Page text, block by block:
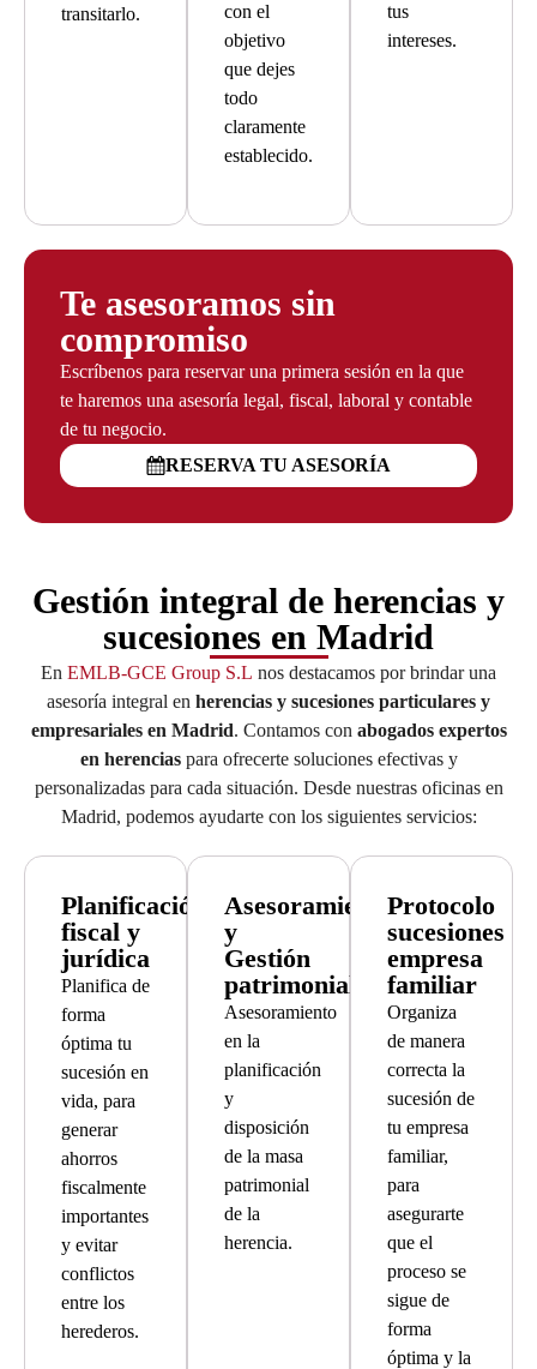
transitarlo.
con el
objetivo
que dejes
todo
claramente
establecido.
tus
intereses.
Te asesoramos sin
compromiso
Escríbenos para reservar una primera sesión en la que
te haremos una asesoría legal, fiscal, laboral y contable
de tu negocio.
RESERVA TU ASESORÍA
Gestión integral de herencias y
sucesiones en Madrid
En EMLB-GCE Group S.L nos destacamos por brindar una
asesoría integral en herencias y sucesiones particulares y
empresariales en Madrid. Contamos con abogados expertos
en herenciaspara ofrecerte soluciones efectivas y
personalizadas para cada situación. Desde nuestras oficinas en
Madrid, podemos ayudarte con los siguientes servicios:
Planificación
fiscal y
jurídica
Planifica de
forma
óptima tu
sucesión en
vida, para
generar
ahorros
fiscalmente
importantes
y evitar
conflictos
entre los
herederos.
Asesoramiento
y
Gestión
patrimonial
Asesoramiento
en la
planificación
y
disposición
de la masa
patrimonial
de la
herencia.
Protocolo
sucesiones
empresa
familiar
Organiza
de manera
correcta la
sucesión de
tu empresa
familiar,
para
asegurarte
que el
proceso se
sigue de
forma
óptima y la